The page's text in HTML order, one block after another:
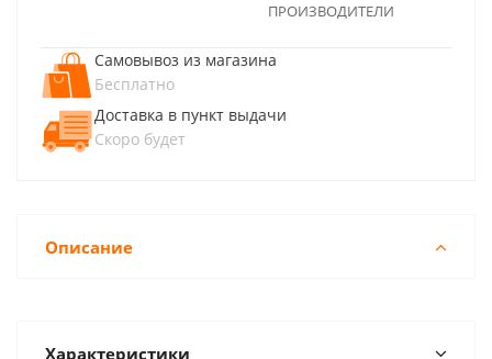
ПРОИЗВОДИТЕЛИ
Самовывоз из магазина
Бесплатно
Доставка в пункт выдачи
Скоро будет
Описание
Характеристики